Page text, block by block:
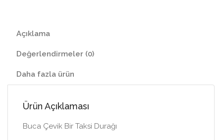
Açıklama
Değerlendirmeler (0)
Daha fazla ürün
Ürün Açıklaması
Buca Çevik Bir Taksi Durağı